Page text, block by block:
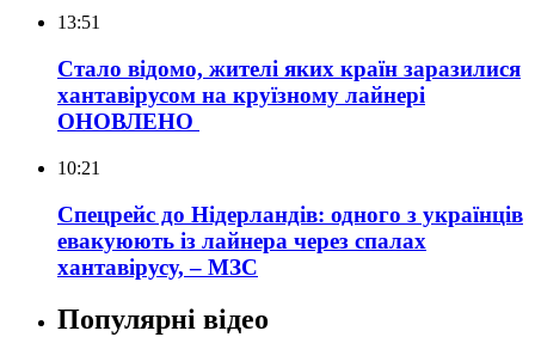
13:51
Стало відомо, жителі яких країн заразилися
хантавірусом на круїзному лайнері
ОНОВЛЕНО
10:21
Спецрейс до Нідерландів: одного з українців
евакуюють із лайнера через спалах
хантавірусу, – МЗС
Популярні відео